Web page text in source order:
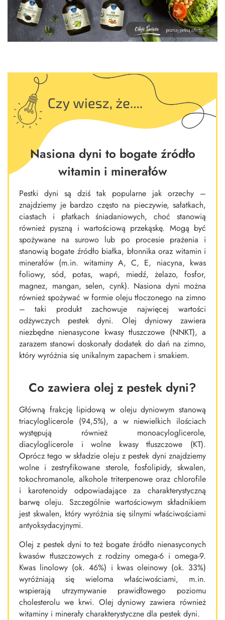
Nasiona dyni to bogate źródło
witamin i minerałów
Pestki dyni są dziś tak popularne jak orzechy –
znajdziemy je bardzo często na pieczywie, sałatkach,
ciastach i płatkach śniadaniowych, choć stanowią
również pyszną i wartościową przekąskę. Mogą być
spożywane na surowo lub po procesie prażenia i
stanowią bogate źródło białka, błonnika oraz witamin i
minerałów (m.in. witaminy A, C, E, niacyna, kwas
foliowy, sód, potas, wapń, miedź, żelazo, fosfor,
magnez, mangan, selen, cynk). Nasiona dyni można
również spożywać w formie oleju tłoczonego na zimno
– taki produkt zachowuje najwięcej wartości
odżywczych pestek dyni. Olej dyniowy zawiera
niezbędne nienasycone kwasy tłuszczowe (NNKT), a
zarazem stanowi doskonały dodatek do dań na zimno,
który wyróżnia się unikalnym zapachem i smakiem.
Co zawiera olej z pestek dyni?
Główną frakcję lipidową w oleju dyniowym stanową
triacyloglicerole (94,5%), a w niewielkich ilościach
występują również monoacyloglicerole,
diacyloglicerole i wolne kwasy tłuszczowe (KT).
Oprócz tego w składzie oleju z pestek dyni znajdziemy
wolne i zestryfikowane sterole, fosfolipidy, skwalen,
tokochromanole, alkohole triterpenowe oraz chlorofile
i karotenoidy odpowiadające za charakterystyczną
barwę oleju. Szczególnie wartościowym składnikiem
jest skwalen, który wyróżnia się silnymi właściwościami
antyoksydacyjnymi.
Olej z pestek dyni to też bogate źródło nienasyconych
kwasów tłuszczowych z rodziny omega-6 i omega-9.
Kwas linolowy (ok. 46%) i kwas oleinowy (ok. 33%)
wyróżniają się wieloma właściwościami, m.in.
wspierają utrzymywanie prawidłowego poziomu
cholesterolu we krwi. Olej dyniowy zawiera również
witaminy i minerały charakterystyczne dla pestek dyni.